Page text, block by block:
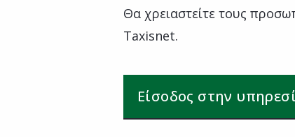
Θα χρειαστείτε τους
Taxisnet.
Είσοδος στην